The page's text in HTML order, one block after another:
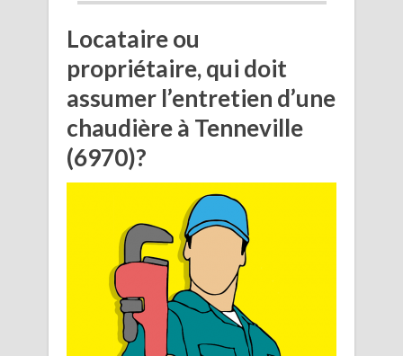
Locataire ou
propriétaire, qui doit
assumer l’entretien d’une
chaudière à Tenneville
(6970)?